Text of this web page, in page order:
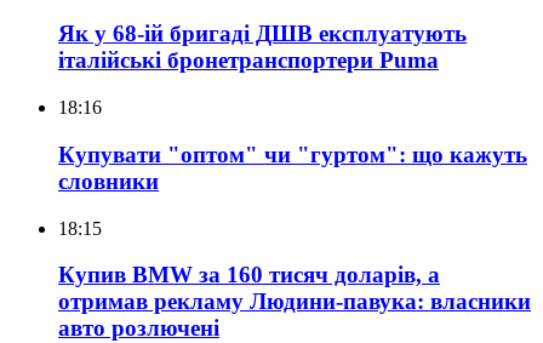
Як у 68-ій бригаді ДШВ експлуатують
італійські бронетранспортери Puma
18:16
Купувати "оптом" чи "гуртом": що кажуть
словники
18:15
Купив BMW за 160 тисяч доларів, а
отримав рекламу Людини-павука: власники
авто розлючені